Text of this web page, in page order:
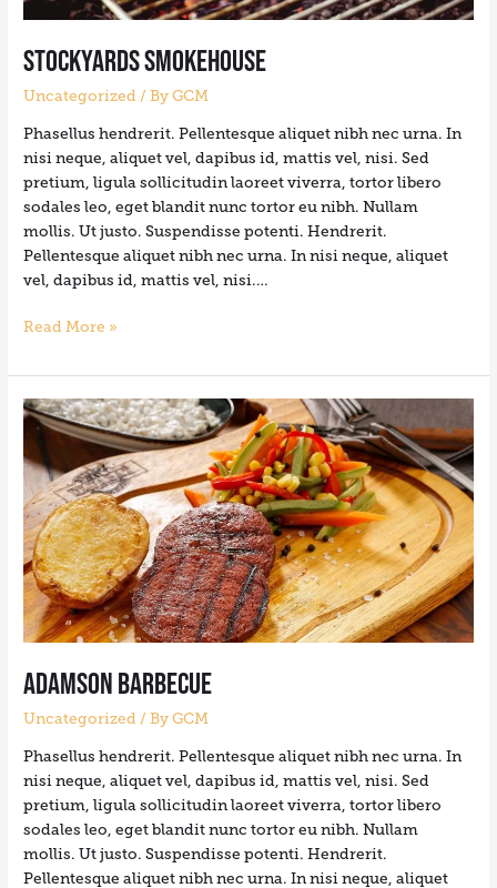
Stockyards Smokehouse
Uncategorized / ByGCM
Phasellus hendrerit. Pellentesque aliquet nibh nec urna. In
nisi neque, aliquet vel, dapibus id, mattis vel, nisi. Sed
pretium, ligula sollicitudin laoreet viverra, tortor libero
sodales leo, eget blandit nunc tortor eu nibh. Nullam
mollis. Ut justo. Suspendisse potenti. Hendrerit.
Pellentesque aliquet nibh nec urna. In nisi neque, aliquet
vel, dapibus id, mattis vel, nisi.…
Read More »
Adamson Barbecue
Uncategorized / ByGCM
Phasellus hendrerit. Pellentesque aliquet nibh nec urna. In
nisi neque, aliquet vel, dapibus id, mattis vel, nisi. Sed
pretium, ligula sollicitudin laoreet viverra, tortor libero
sodales leo, eget blandit nunc tortor eu nibh. Nullam
mollis. Ut justo. Suspendisse potenti. Hendrerit.
Pellentesque aliquet nibh nec urna. In nisi neque, aliquet
Adamson
Barbecue